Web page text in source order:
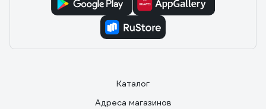
Каталог
Адреса магазинов